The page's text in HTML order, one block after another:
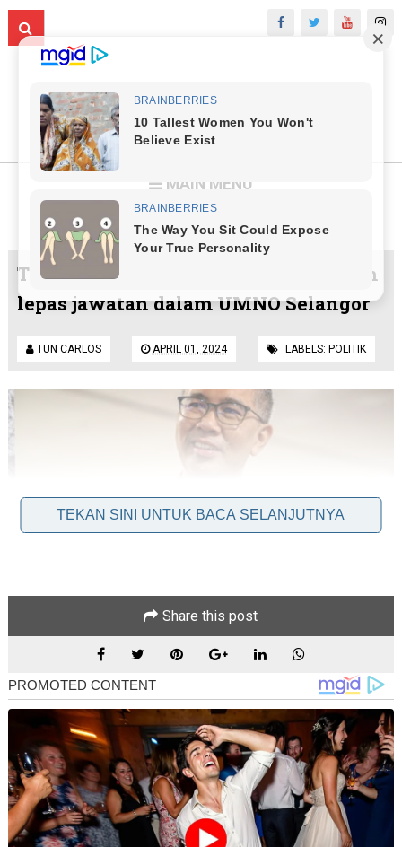
MAIN MENU
Tidak sehaluan, Tengku Zafrul umum
lepas jawatan dalam UMNO Selangor
TUN CARLOS APRIL 01, 2024 LABELS: POLITIK
Ketua Umno Bahagian Kota Raja, Tengku Mohd Zafrul Tengku
Abdul Aziz hari ini mengumumkan perletakan jawatannya
Dalam satu hantaran di Facebook, Menteri Pelaburan,
Perdagangan dan Industri itu berkata, ini kerana dia melihat
perancangan kebangkitan parti itu di Selangor sebagai
hambar, dan tidak sehaluan dengan tema di Umno Pusat.
TEKAN SINI UNTUK BACA SELANJUTNYA
Share this post